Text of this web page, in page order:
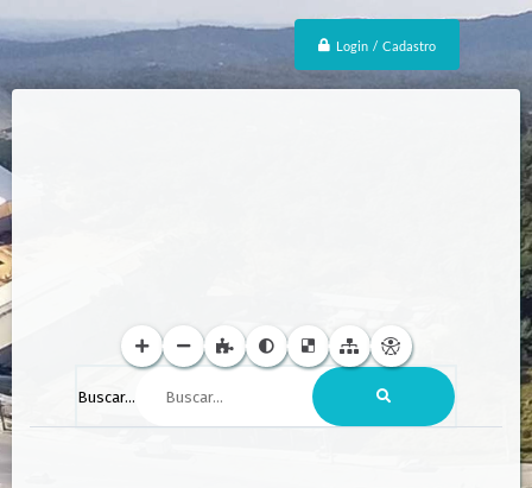
Login / Cadastro
Buscar...